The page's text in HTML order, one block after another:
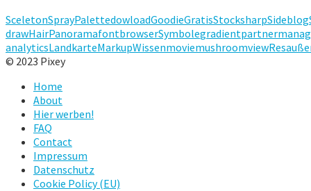
SceletonSprayPalettedowloadGoodieGratisStocksharpSideblog
drawHairPanoramafontbrowserSymbolegradientpartner
analyticsLandkarteMarkupWissenmoviemushroomviewRes
© 2023 Pixey
Home
About
Hier werben!
FAQ
Contact
Impressum
Datenschutz
Cookie Policy (EU)